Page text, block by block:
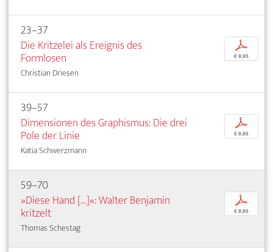
23–37
Die Kritzelei als Ereignis des
Formlosen
Christian Driesen
p
€ 9,95
39–57
Dimensionen des Graphismus: Die drei
Pole der Linie
Katia Schwerzmann
p
€ 9,95
59–70
»Diese Hand […]«: Walter Benjamin
kritzelt
Thomas Schestag
p
€ 9,95